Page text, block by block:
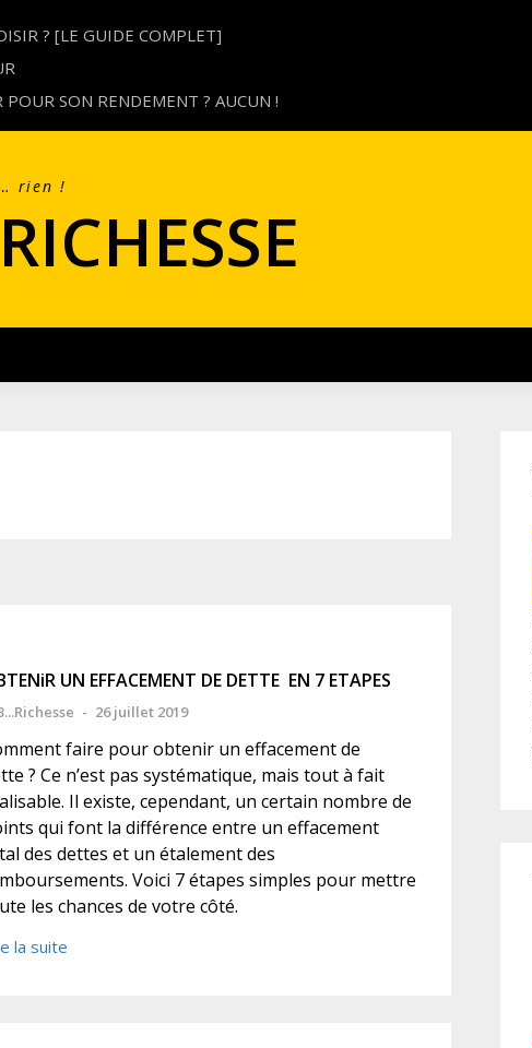
? [LE GUIDE COMPLET]
SON RENDEMENT ? AUCUN !
rien !
UN EFFACEMENT DE DETTE EN 7 ETAPES
- 26 juillet 2019
faire pour obtenir un effacement de
? Ce n’est pas systématique, mais tout à fait
Il existe, cependant, un certain nombre de
qui font la différence entre un effacement
des dettes et un étalement des
Voici 7 étapes simples pour mettre
les chances de votre côté.
la suite